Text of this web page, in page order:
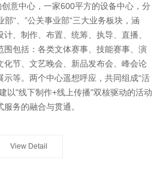
意中心，一家600平方的设备中心，分
部“、”公关事业部“三大业务板块，涵
、制作、布置、统筹、执导、直播、
围包括：各类文体赛事、技能赛事、演
化节、文艺晚会、新品发布会、峰会论
等。两个中心遥想呼应，共同组成“活
以"线下制作+线上传播"双核驱动的活动
务的融合与贯通。
View Detail